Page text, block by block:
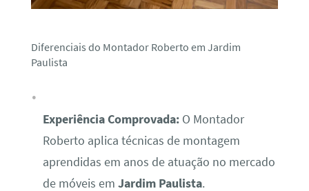
Diferenciais do Montador Roberto em Jardim
Paulista
Experiência Comprovada:O Montador
Roberto aplica técnicas de montagem
aprendidas em anos de atuação no mercado
de móveis em Jardim Paulista.